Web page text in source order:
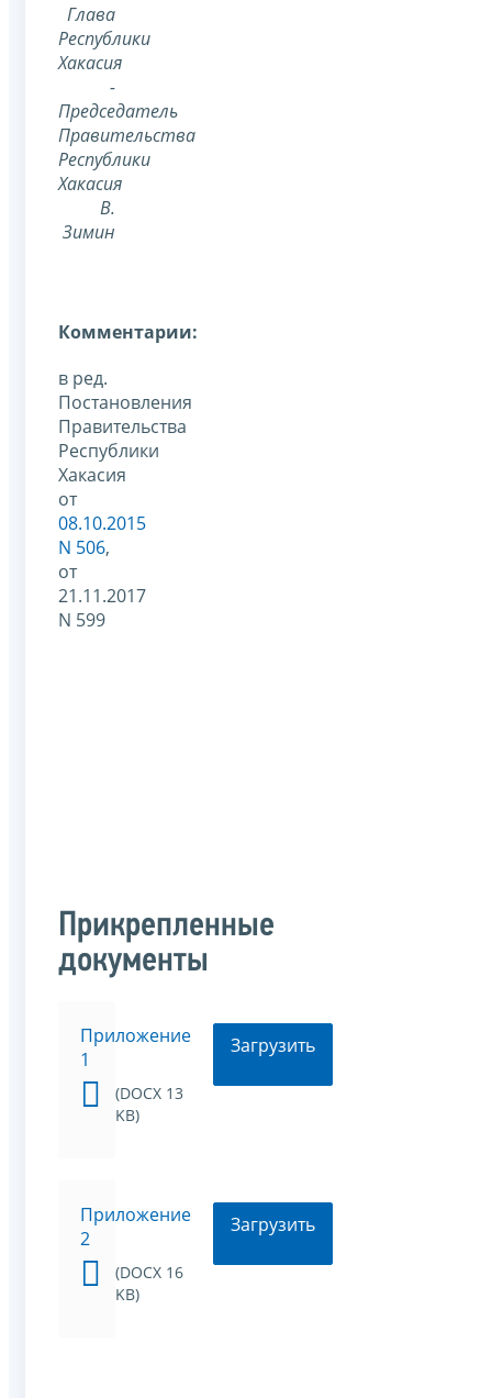
Глава
Республики
Хакасия
-
Председатель
Правительства
Республики
Хакасия
В.
Зимин
Комментарии:
в ред.
Постановления
Правительства
Республики
Хакасия
от
08.10.2015
N 506,
от
21.11.2017
N 599
Прикрепленные
документы
Приложение
1
(DOCX 13
KB)
Загрузить
Приложение
2
(DOCX 16
KB)
Загрузить